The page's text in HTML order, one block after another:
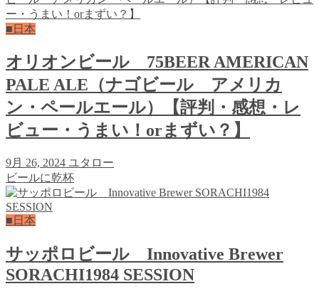
■日本
オリオンビール 75BEER AMERICAN
PALE ALE（ナゴビール アメリカ
ン・ペールエール）【評判・感想・レ
ビュー・うまい！orまずい？】
9月 26, 2024 ユタロー
ビールに乾杯
■日本
サッポロビール Innovative Brewer
SORACHI1984 SESSION